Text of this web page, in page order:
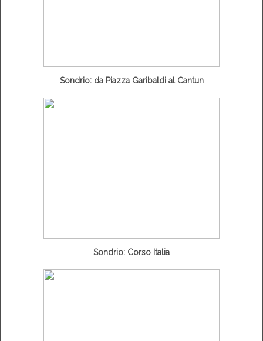
Sondrio: da Piazza Garibaldi al Cantun
Sondrio: Corso Italia